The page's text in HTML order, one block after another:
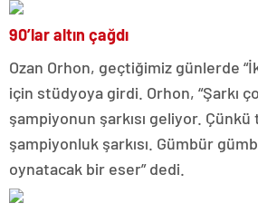
90’lar altın çağdı
Ozan Orhon, geçtiğimiz günlerde “İki
için stüdyoya girdi. Orhon, “Şarkı
şampiyonun şarkısı geliyor.
şampiyonluk şarkısı. Gümbür
oynatacak bir eser” dedi.